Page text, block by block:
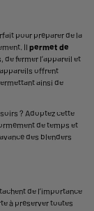
pour préparer de la
Il permet de
de fermer l’appareil et
offrent
ainsi de
? Adoptez cette
de temps et
avancé des blenders
de l’importance
à préserver toutes